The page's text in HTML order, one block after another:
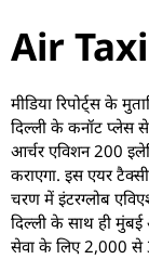
Air
मीडिया रिपोर्ट्स के
दिल्‍ली के कनॉट प्‍लेस
आर्चर एविशन 200
कराएगा. इस एयर
चरण में इंटरग्‍लोब
दिल्‍ली के साथ ही
सेवा के लिए 2,000 से